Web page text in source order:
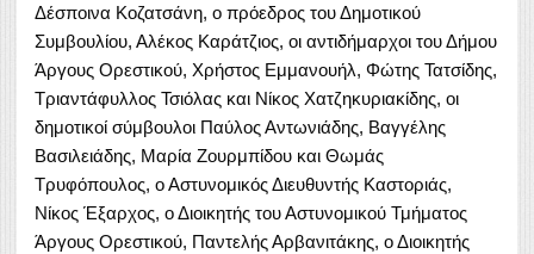
Δέσποινα Κοζατσάνη, ο πρόεδρος του Δημοτικού
Συμβουλίου, Αλέκος Καράτζιος, οι αντιδήμαρχοι του Δήμου
Άργους Ορεστικού, Χρήστος Εμμανουήλ, Φώτης Τατσίδης,
Τριαντάφυλλος Τσιόλας και Νίκος Χατζηκυριακίδης, οι
δημοτικοί σύμβουλοι Παύλος Αντωνιάδης, Βαγγέλης
Βασιλειάδης, Μαρία Ζουρμπίδου και Θωμάς
Τρυφόπουλος, ο Αστυνομικός Διευθυντής Καστοριάς,
Νίκος Έξαρχος, ο Διοικητής του Αστυνομικού Τμήματος
Άργους Ορεστικού, Παντελής Αρβανιτάκης, ο Διοικητής